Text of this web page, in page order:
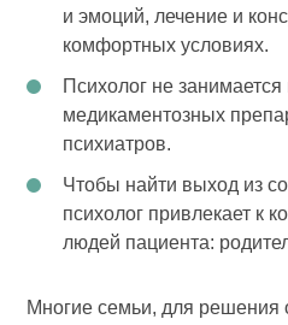
и эмоций, лечение и
комфортных условиях.
Психолог не
медикаментозных
психиатров.
Чтобы найти выход из
психолог привлекает к
людей пациента:
Многие семьи, для решения